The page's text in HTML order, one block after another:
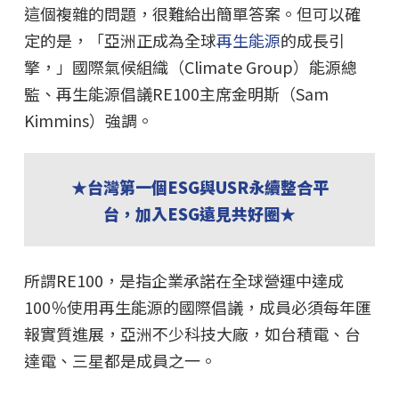
這個複雜的問題，很難給出簡單答案。但可以確
定的是，「亞洲正成為全球再生能源的成長引
擎，」國際氣候組織（Climate Group）能源總
監、再生能源倡議RE100主席金明斯（Sam
Kimmins）強調。
★台灣第一個ESG與USR永續整合平
台，加入ESG遠見共好圈★
所謂RE100，是指企業承諾在全球營運中達成
100％使用再生能源的國際倡議，成員必須每年匯
報實質進展，亞洲不少科技大廠，如台積電、台
達電、三星都是成員之一。